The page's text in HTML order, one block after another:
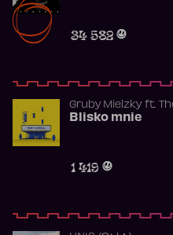
34 582
Gruby Mielzkyft.
Blisko mnie
1 419